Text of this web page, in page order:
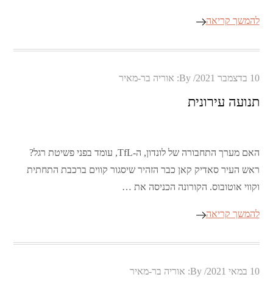
להמשך קריאה
Posted
10 בדצמבר 2021 By: אוריה בר-מאיר
תנועה עירונית
האם מערך התחבורה של לונדון, ה-TfL, עומד בפני פשיטת רגל?
ראש העיר סאדיק קאן כבר הזהיר שיסגור קווים ברכבת התחתית
וקווי אוטובוס. הקורונה הכניסה את …
להמשך קריאה
Posted
10 במאי 2021 By: אוריה בר-מאיר